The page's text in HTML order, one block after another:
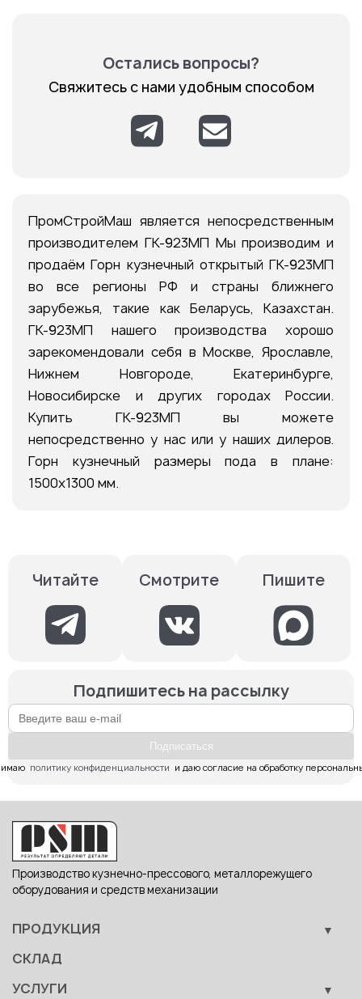
Остались вопросы?
Свяжитесь с нами удобным способом
ПромСтройМаш является непосредственным
производителем ГК-923МП Мы производим и
продаём Горн кузнечный открытый ГК-923МП
во все регионы РФ и страны ближнего
зарубежья, такие как Беларусь, Казахстан.
ГК-923МП нашего производства хорошо
зарекомендовали себя в Москве, Ярославле,
Нижнем Новгороде, Екатеринбурге,
Новосибирске и других городах России.
Купить ГК-923МП вы можете
непосредственно у нас или у наших дилеров.
Горн кузнечный размеры пода в плане:
1500х1300 мм.
Читайте Смотрите Пишите
Подпишитесь на рассылку
Подпиcаться
политику конфиденциальности
и даю согласие на обработку
Производство кузнечно-прессового, металлорежущего
оборудования и средств механизации
ПРОДУКЦИЯ
СКЛАД
УСЛУГИ